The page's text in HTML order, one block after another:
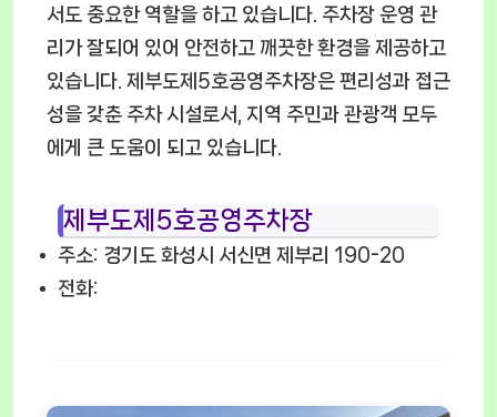
서도 중요한 역할을 하고 있습니다. 주차장 운영 관
리가 잘되어 있어 안전하고 깨끗한 환경을 제공하고
있습니다. 제부도제5호공영주차장은 편리성과 접근
성을 갖춘 주차 시설로서, 지역 주민과 관광객 모두
에게 큰 도움이 되고 있습니다.
제부도제5호공영주차장
주소: 경기도 화성시 서신면 제부리 190-20
전화: